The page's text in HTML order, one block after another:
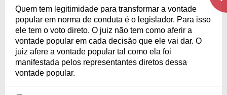
Quem tem legitimidade para transformar a vontade
popular em norma de conduta é o legislador. Para isso
ele tem o voto direto. O juiz não tem como aferir a
vontade popular em cada decisão que ele vai dar. O
juiz afere a vontade popular tal como ela foi
manifestada pelos representantes diretos dessa
vontade popular.